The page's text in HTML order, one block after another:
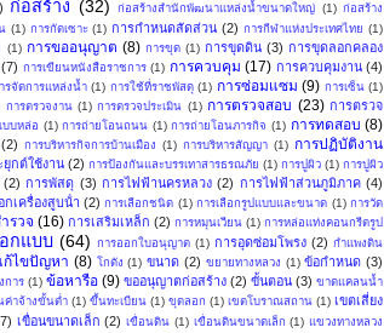
ก่อสร้าง (32) ก่อสร้างสำนักพัฒนาแหล่งน้ำขนาดใหญ่ (1) ก่อสร้าง
(1) การกัดเซาะ (1) การกําหนดสัดส่วน (2) การกีฬาแห่งประเทศไทย (1)
(1) การขออนุญาต (8) การขุด (1) การขุดดิน (3) การขุดลอกคลอง
(7) การเขียนหนังสือราชการ (1) การควบคุม (17) การควบคุมงาน (4)
รจัดการแหล่งน้ำ (1) การใช้ที่ราชพัสดุ (1) การซ่อมแซม (9) การเซ็น (1)
การตรวจงาน (1) การตรวจประเมิน (1) การตรวจสอบ (23) การตรวจ
บบหล่อ (1) การถ่ายโอนถนน (1) การถ่ายโอนภารกิจ (1) การทดสอบ (8)
(2) การบริหารกิจการบ้านเมือง (1) การบริหารสัญญา (1) การปฏิบัติงาน
ยุกต์ใช้งาน (2) การป้องกันและบรรเทาสารธรณภัย (1) การปูผิว (1) การปูผิว
(2) การพัสดุ (3) การไฟฟ้านครหลวง (2) การไฟฟ้าส่วนภูมิภาค (4)
กเครื่องสูบน้ํา (2) การเลือกชนิด (1) การเลือกรูปแบบและขนาด (1) การวัด
รวจ (16) การเสริมเหล็ก (2) การหมุนเวียน (1) การหล่อแท่งคอนกรีตรูป
กแบบ (64) การออกใบอนุญาต (1) การอุดซ่อมโพรง (2) กำแพงดิน
ก้ไขปัญหา (8) โกดัง (1) ขนาด (2) ขยายทางหลวง (1) ข้อกำหนด (3)
การ (1) ข้อหารือ (9) ขออนุญาตก่อสร้าง (2) ขั้นตอน (3) ขาดแคลนน้ำ
ค่าจ้างขั้นต่ำ (1) ขึ้นทะเบียน (1) ขุดลอก (1) เขตโบราณสถาน (1) เขตเสี่ยง
เขื่อนขนาดเล็ก (2) เขื่อนดิน (1) เขื่อนดินขนาดเล็ก (1) แขวงทางหลวง